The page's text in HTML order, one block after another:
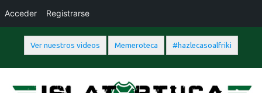
Ver nuestros videos Memeroteca #hazlecasoalfriki
contenido
Acceder Registrarse